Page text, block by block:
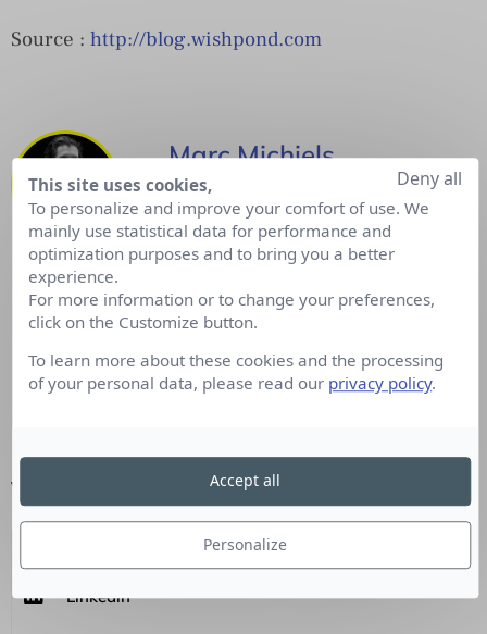
Source : http://blog.wishpond.com
Marc Michiels
Rédacteur en chef Culture RP, Content
Marketing et Social Média Manager : «
Donner la parole à l’autre sous la
forme d’une tribune, une interview,
est en quelque sorte se donner à lire ;
comme une part de vérité commune,
pour qu'apparaisse le sens sous le
signe… ». / Retrouvez-moi sur
Vous aimerez aussi
SUIVEZ-NOUS
Linkedin
This site uses cookies,
To personalize and improve your comfort of use. We
mainly use statistical data for performance and
optimization purposes and to bring you a better
experience.
For more information or to change your preferences,
click on the Customize button.
To learn more about these cookies and the processing
of your personal data, please read our privacy policy.
Personalize
Deny all
Accept all